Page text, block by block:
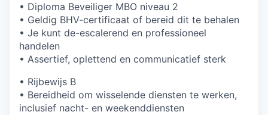
• Diploma Beveiliger MBO niveau 2
• Geldig BHV-certificaat of bereid dit te behalen
• Je kunt de-escalerend en professioneel
handelen
• Assertief, oplettend en communicatief sterk
• Rijbewijs B
• Bereidheid om wisselende diensten te werken,
inclusief nacht- en weekenddiensten